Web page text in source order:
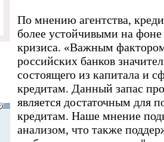
По мнению агентства,
более устойчивыми на фоне
кризиса. «Важным
российских банков
состоящего из капитала и
кредитам. Данный запас
является достаточным для
кредитам. Наше мнение
анализом, что также